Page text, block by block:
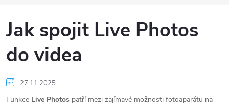
Jak spojit Live Photos
do videa
27.11.2025
Funkce Live Photos patří mezi zajímavé možnosti fotoaparátu na